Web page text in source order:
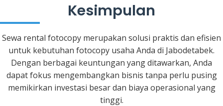
Kesimpulan
Sewa rental fotocopy merupakan solusi praktis dan efisien
untuk kebutuhan fotocopy usaha Anda di Jabodetabek.
Dengan berbagai keuntungan yang ditawarkan, Anda
dapat fokus mengembangkan bisnis tanpa perlu pusing
memikirkan investasi besar dan biaya operasional yang
tinggi.